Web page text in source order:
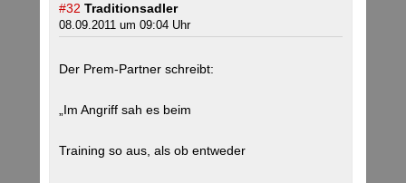
#32 Traditionsadler
08.09.2011 um 09:04 Uhr
Der Prem-Partner schreibt:
„Im Angriff sah es beim
Training so aus, als ob entweder